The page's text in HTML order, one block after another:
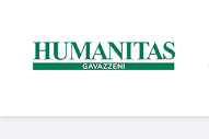
content